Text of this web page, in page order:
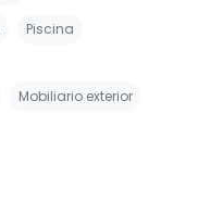
Piscina
Mobiliario exterior